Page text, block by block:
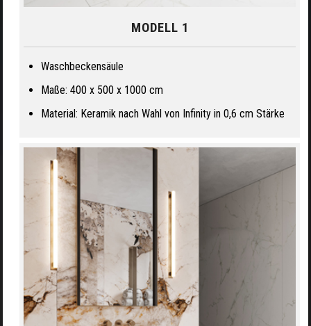
MODELL 1
Waschbeckensäule
Maße: 400 x 500 x 1000 cm
Material: Keramik nach Wahl von Infinity in 0,6 cm Stärke